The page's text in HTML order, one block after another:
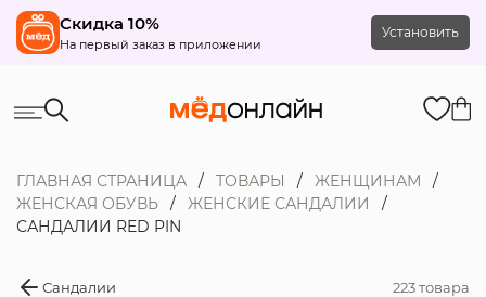
Скидка 10%
На первый заказ в приложении
Установить
ГЛАВНАЯ СТРАНИЦА ТОВАРЫ
ЖЕНЩИНАМ
ЖЕНСКАЯ ОБУВЬ
ЖЕНСКИЕ САНДАЛИИ
САНДАЛИИ RED PIN
Сандалии 223 товара